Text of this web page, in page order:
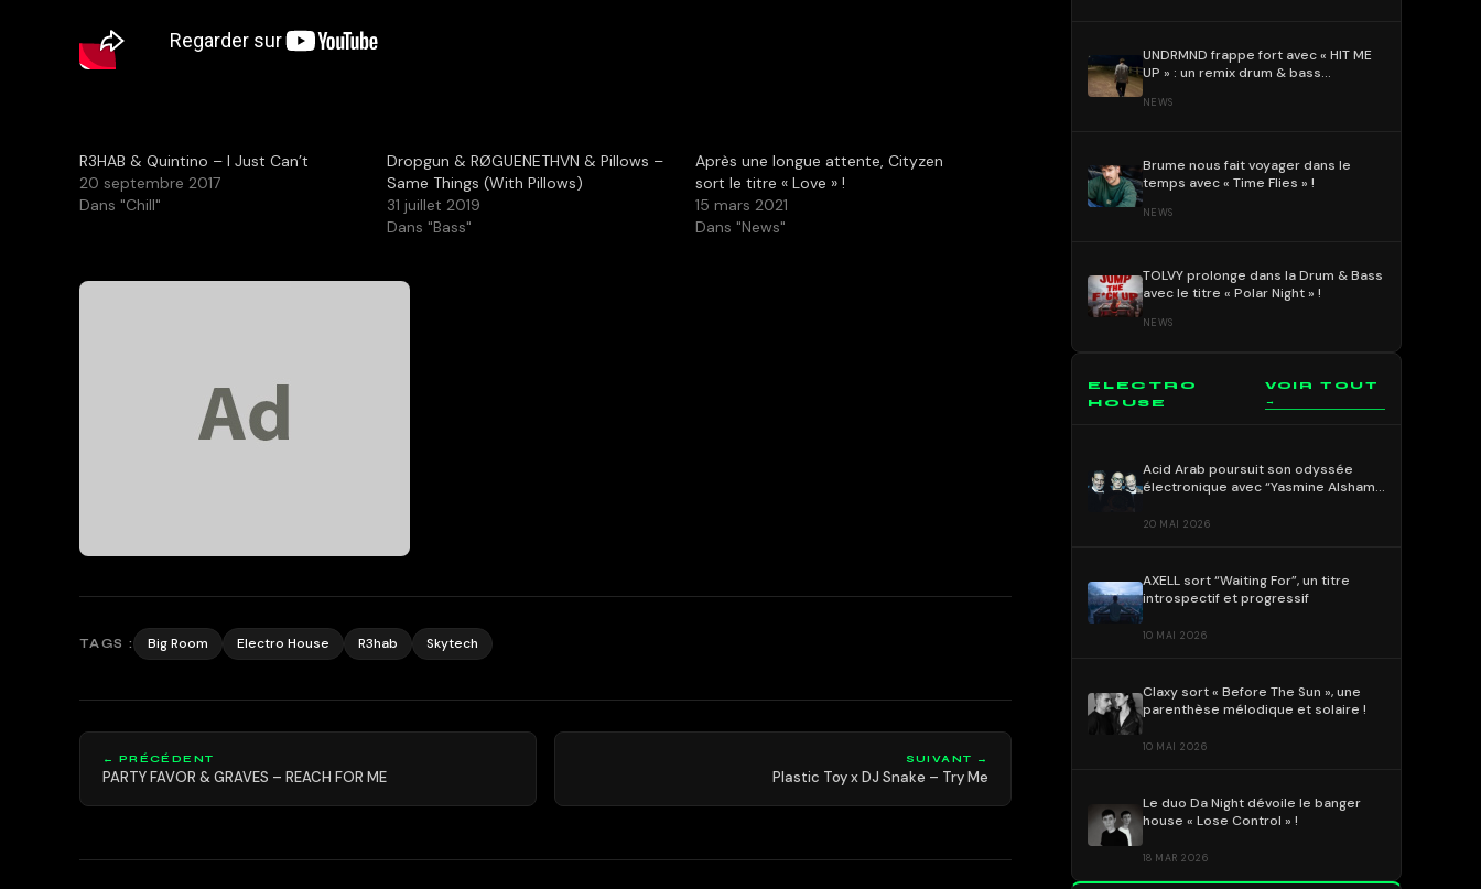
R3HAB & Quintino – I Just Can’t
20 septembre 2017
Dans "Chill"
Dropgun & RØGUENETHVN & Pillows –
Same Things (With Pillows)
31 juillet 2019
Dans "Bass"
Après une longue attente, Cityzen
sort le titre « Love » !
15 mars 2021
Dans "News"
TAGS : Big Room Electro House R3hab Skytech
← PRÉCÉDENT
PARTY FAVOR & GRAVES – REACH FOR ME
SUIVANT →
Plastic Toy x DJ Snake – Try Me
UNDRMND frappe fort avec « HIT ME
UP » : un remix drum & bass
NEWS
Brume nous fait voyager dans le
temps avec « Time Flies » !
NEWS
TOLVY prolonge dans la Drum & Bass
avec le titre « Polar Night » !
NEWS
ELECTRO
HOUSE
VOIR TOUT
→
Acid Arab poursuit son odyssée
électronique avec “Yasmine Alsham”
20 MAI 2026
AXELL sort “Waiting For”, un titre
introspectif et progressif
10 MAI 2026
Claxy sort « Before The Sun », une
parenthèse mélodique et solaire !
10 MAI 2026
Le duo Da Night dévoile le banger
house « Lose Control » !
18 MAR 2026